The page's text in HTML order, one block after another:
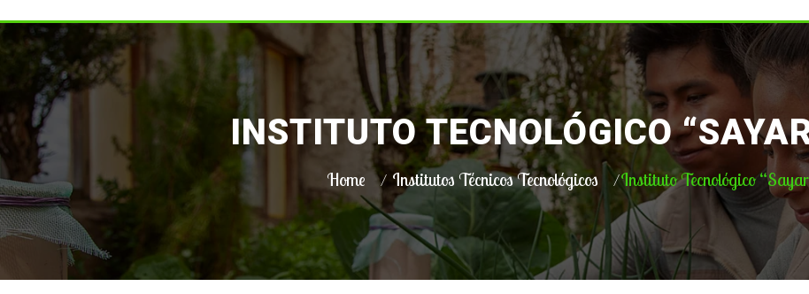
INSTITUTO TECNOLÓGICO
Home Institutos Técnicos Tecnológicos Instituto Tecnológico